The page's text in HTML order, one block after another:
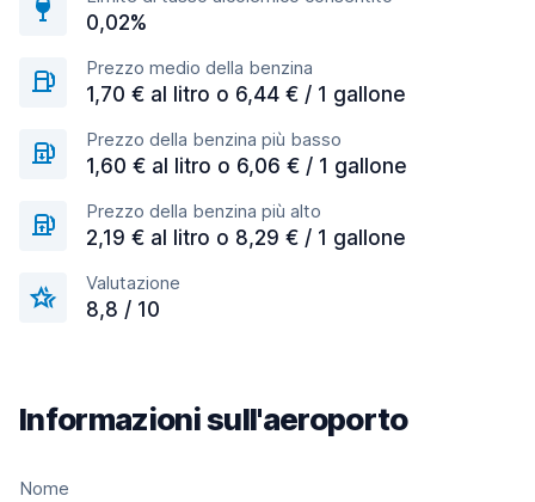
0,02%
Prezzo medio della benzina
1,70 € al litro o 6,44 € / 1 gallone
Prezzo della benzina più basso
1,60 € al litro o 6,06 € / 1 gallone
Prezzo della benzina più alto
2,19 € al litro o 8,29 € / 1 gallone
Valutazione
8,8 / 10
Informazioni sull'aeroporto
Nome